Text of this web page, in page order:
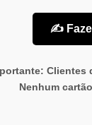
✍️
Clientes
Nenhum